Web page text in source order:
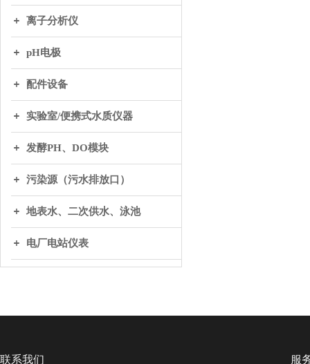
离子分析仪
pH电极
配件设备
实验室/便携式水质仪器
发酵PH、DO模块
污染源（污水排放口）
地表水、二次供水、泳池
电厂电站仪表
联系我们 服